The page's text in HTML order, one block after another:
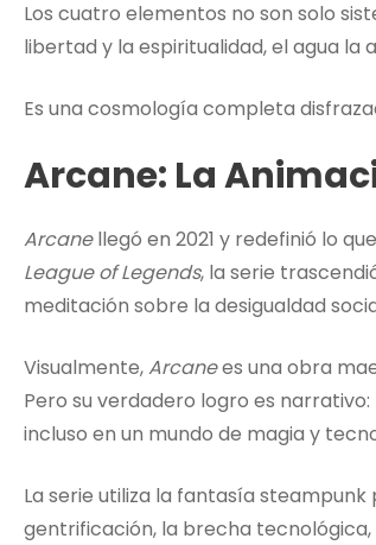
Los cuatro elementos no son solo
libertad y la espiritualidad, el agua la
Es una cosmología completa
Arcane: La
Arcanellegó en 2021 y redefinió lo
League of Legends, la serie
meditación sobre la desigualdad
Visualmente,Arcanees una obra
Pero su verdadero logro es
incluso en un mundo de magia y
La serie utiliza la fantasía
gentrificación, la brecha